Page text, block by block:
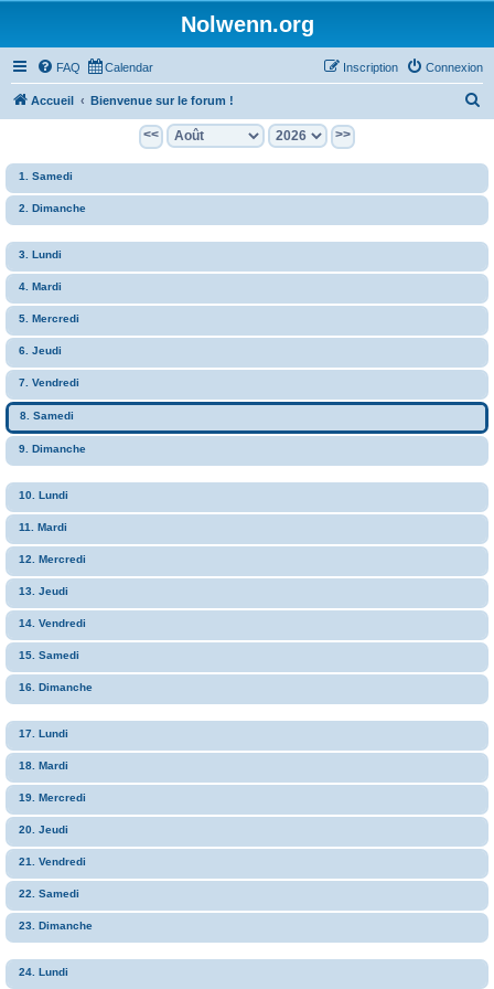
Nolwenn.org
FAQ Calendar Connexion
Inscription
Accueil Bienvenue sur le forum !
e
e
r
<< >>
1. Samedi
2. Dimanche
3. Lundi
4. Mardi
5. Mercredi
6. Jeudi
7. Vendredi
8. Samedi
9. Dimanche
10. Lundi
11. Mardi
12. Mercredi
13. Jeudi
14. Vendredi
15. Samedi
16. Dimanche
17. Lundi
18. Mardi
19. Mercredi
20. Jeudi
21. Vendredi
22. Samedi
23. Dimanche
24. Lundi